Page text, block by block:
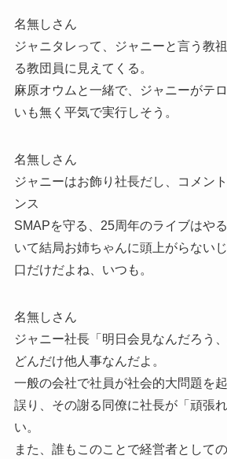
名無しさん
ジャニタレって、ジャニーと言う教
る教団員に見えてくる。
麻原オウムと一緒で、ジャニーがテ
いも無く平気で実行しそう。
名無しさん
ジャニーはお飾り社長だし、コメン
ンス
SMAPを守る、25周年のライブはや
いて結局お姉ちゃんに頭上がらないじ
口だけだよね、いつも。
名無しさん
ジャニー社長「明日会見なんだろう、
どんだけ他人事なんだよ。
一般の会社で社員が社会的大問題を
誤り、その謝る同僚に社長が「頑張
い。
また、誰もこのことで経営者として